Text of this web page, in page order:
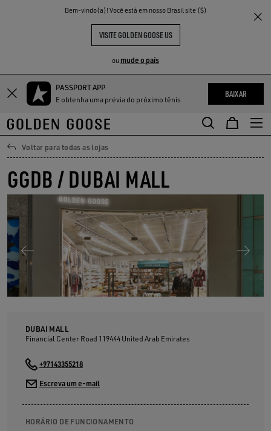
Bem-vindo(a)! Você está em nosso Brasil site ($)
VISITE GOLDEN GOOSE US
ou mude o país
PASSPORT APP
E obtenha uma prévia do próximo tênis
BAIXAR
EXPERIÊNCIAS THE
COMMUNITY
Voltar para todas as lojas
GGDB / DUBAI MALL
DUBAI MALL
Financial Center Road 119444 United Arab Emirates
+97143355218
Escreva um e-mail
HORÁRIO DE FUNCIONAMENTO